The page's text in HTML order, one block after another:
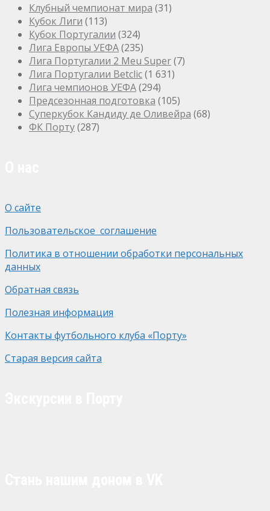
Клубный чемпионат мира (31)
Кубок Лиги (113)
Кубок Португалии (324)
Лига Европы УЕФА(235)
Лига Португалии 2 Meu Super(7)
Лига Португалии Betclic(1 631)
Лига чемпионов УЕФА(294)
Предсезонная подготовка (105)
Суперкубок Кандиду де Оливейра (68)
ФК Порту(287)
О сайте
Пользовательское соглашение
Политика в отношении обработки персональных
данных
Обратная связь
Полезная информация
Контакты футбольного клуба «Порту»
Старая версия сайта